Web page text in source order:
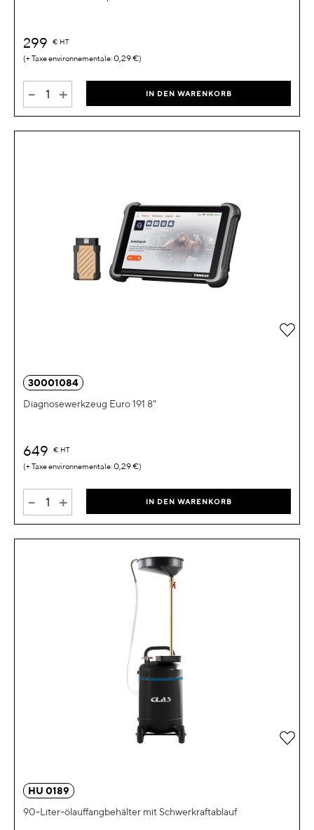
299 € HT
0,29 €
- + IN DEN WARENKORB
30001084
Diagnosewerkzeug Euro 191 8"
649 € HT
0,29 €
- + IN DEN WARENKORB
Zur
HU 0189
90-Liter-ölauffangbehälter mit Schwerkraftablauf
Zur